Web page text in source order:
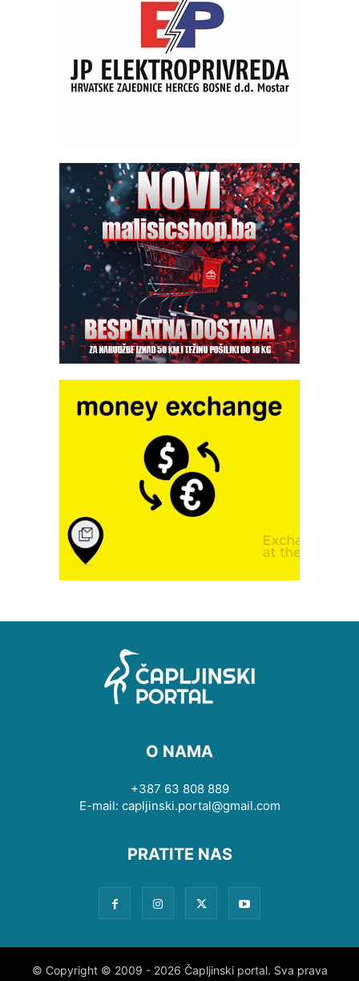
O NAMA
+387 63 808 889
E-mail: capljinski.portal@gmail.com
PRATITE NAS
© Copyright © 2009 - 2026 Čapljinski portal. Sva prava